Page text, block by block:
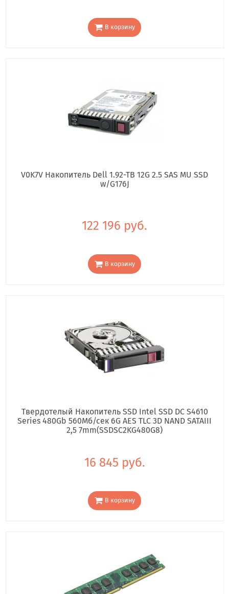
В корзину
V0K7V Накопитель Dell 1.92-TB 12G 2.5 SAS MU SSD
w/G176J
122 196 руб.
В корзину
Твердотелый Накопитель SSD Intel SSD DC S4610
Series 480Gb 560Мб/сек 6G AES TLC 3D NAND SATAIII
2,5 7mm(SSDSC2KG480G8)
16 845 руб.
В корзину